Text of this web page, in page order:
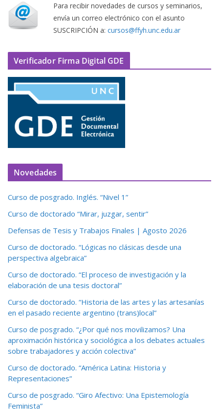
Para recibir novedades de cursos y seminarios,
envía un correo electrónico con el asunto
SUSCRIPCIÓN a: cursos@ffyh.unc.edu.ar
Verificador Firma Digital GDE
Novedades
Curso de posgrado. Inglés. “Nivel 1”
Curso de doctorado “Mirar, juzgar, sentir”
Defensas de Tesis y Trabajos Finales | Agosto 2026
Curso de doctorado. “Lógicas no clásicas desde una
perspectiva algebraica”
Curso de doctorado. “El proceso de investigación y la
elaboración de una tesis doctoral”
Curso de doctorado. “Historia de las artes y las artesanías
en el pasado reciente argentino (trans)local”
Curso de posgrado. “¿Por qué nos movilizamos? Una
aproximación histórica y sociológica a los debates actuales
sobre trabajadores y acción colectiva”
Curso de doctorado. “América Latina: Historia y
Representaciones”
Curso de posgrado. “Giro Afectivo: Una Epistemología
Feminista”